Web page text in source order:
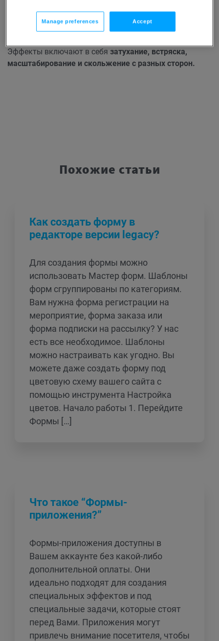
В этом же разделе можно задать положение, задержку
и эффекты.
Эффекты включают в себя затухание, встряска,
масштабирование и скольжение с разных сторон.
Похожие статьи
Как создать форму в
редакторе версии legacy?
Для создания формы можно
использовать Мастер форм. Шаблоны
форм сгруппированы по категориям.
Вам нужна форма регистрации на
мероприятие, форма заказа или
форма подписки на рассылку? У нас
есть все необходимое. Шаблоны
можно настраивать как угодно. Вы
можете даже создать форму под
цветовую схему вашего сайта с
помощью инструмента Настройка
цветов. Начало работы 1. Перейдите
Формы […]
Что такое “Формы-
приложения?”
Формы-приложения доступны в
Вашем аккаунте без какой-либо
дополнительной оплаты. Они
идеально подходят для создания
специальных эффектов и под
специальные задачи, которые стоят
перед Вами. Приложения могут
привлечь внимание посетителя, чтобы
Manage preferences Accept